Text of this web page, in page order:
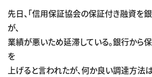
先日、「信用保証協会の保証付き融資を
が、
業績が悪いため延滞している。銀行から
を
上げると言われたが、何か良い調達方法